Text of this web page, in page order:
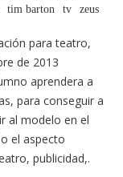
tim barton tv zeus
para teatro,
de 2013
aprendera a
para conseguir a
al modelo en el
el aspecto
publicidad,.